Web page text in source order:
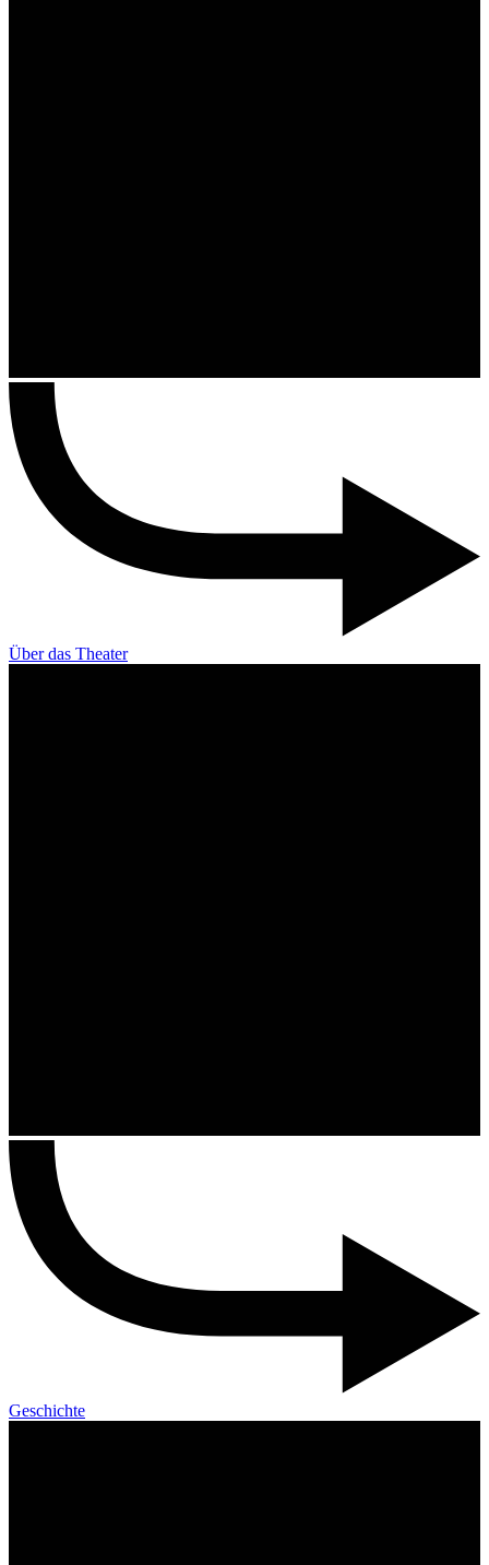
Über das Theater
Geschichte